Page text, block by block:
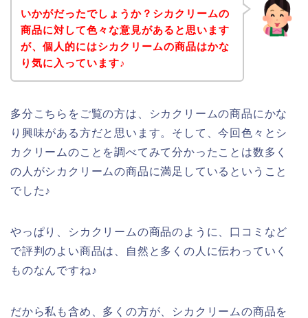
いかがだったでしょうか？シカクリームの
商品に対して色々な意見があると思います
が、個人的にはシカクリームの商品はかな
り気に入っています♪
多分こちらをご覧の方は、シカクリームの商品にかな
り興味がある方だと思います。そして、今回色々とシ
カクリームのことを調べてみて分かったことは数多く
の人がシカクリームの商品に満足しているということ
でした♪
やっぱり、シカクリームの商品のように、口コミなど
で評判のよい商品は、自然と多くの人に伝わっていく
ものなんですね♪
だから私も含め、多くの方が、シカクリームの商品を